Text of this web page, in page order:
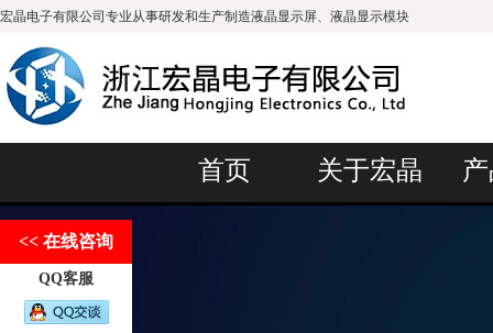
宏晶电子有限公司专业从事研发和生产制造液晶显示屏、液晶显示模块
首页 关于宏晶
<< 在线咨询
QQ客服